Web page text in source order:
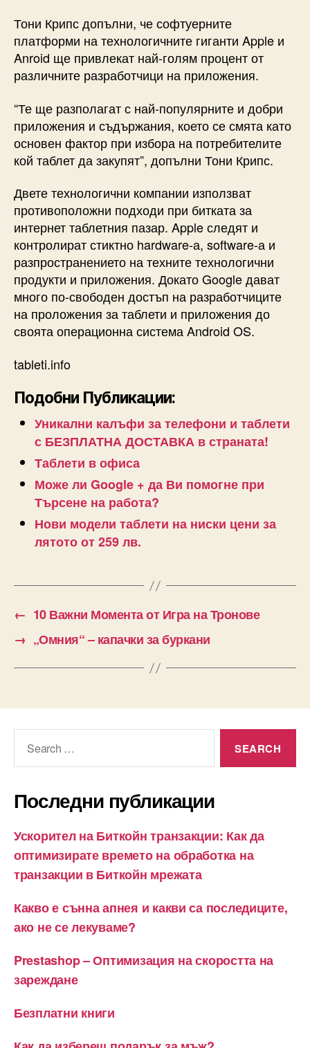
Тони Крипс допълни, че софтуерните
платформи на технологичните гиганти Apple и
Anroid ще привлекат най-голям процент от
различните разработчици на приложения.
“Те ще разполагат с най-популярните и добри
приложения и съдържания, което се смята като
основен фактор при избора на потребителите
кой таблет да закупят”, допълни Тони Крипс.
Двете технологични компании използват
противоположни подходи при битката за
интернет таблетния пазар. Apple следят и
контролират стиктно hardware-а, software-а и
разпространението на техните технологични
продукти и приложения. Докато Google дават
много по-свободен достъп на разработчиците
на проложения за таблети и приложения до
своята операционна система Android OS.
tableti.info
Подобни Публикации:
Уникални калъфи за телефони и таблети
с БЕЗПЛАТНА ДОСТАВКА в страната!
Таблети в офиса
Може ли Google + да Ви помогне при
Търсене на работа?
Нови модели таблети на ниски цени за
лятото от 259 лв.
← 10 Важни Момента от Игра на Тронове
→ „Омния“ – капачки за буркани
Последни публикации
Ускорител на Биткойн транзакции: Как да
оптимизирате времето на обработка на
транзакции в Биткойн мрежата
Какво е сънна апнея и какви са последиците,
ако не се лекуваме?
Prestashop – Оптимизация на скоростта на
зареждане
Безплатни книги